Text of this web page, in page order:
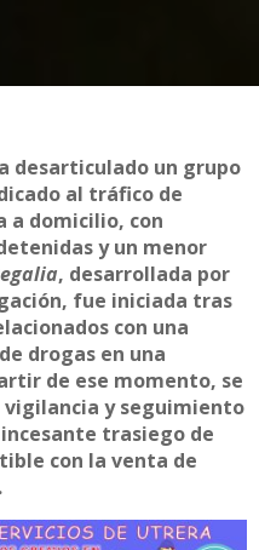
desarticulado un grupo
al tráfico de
a domicilio, con
y un menor
, desarrollada por
fue iniciada tras
con una
drogas en una
de ese momento, se
y seguimiento
trasiego de
con la venta de